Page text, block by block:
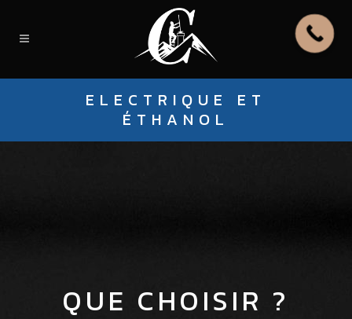
ELECTRIQUE ET
ÉTHANOL
QUE CHOISIR ?